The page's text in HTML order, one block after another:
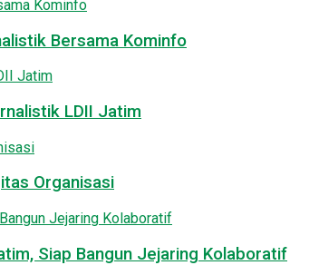
Bersama Kominfo
LDII Jatim
Organisasi
Siap Bangun Jejaring Kolaboratif